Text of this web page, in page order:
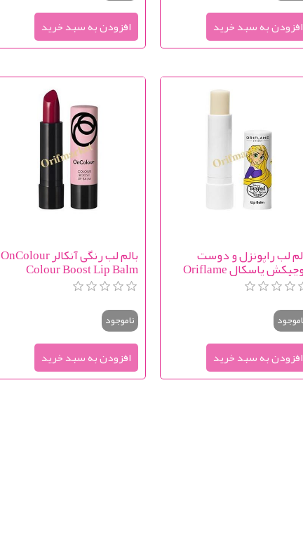
لب راپونزل و دوست
کوچیکش پاسکال Oriflame
Disney Tangled The
Lip
بالم لب رنگی آنکالر OnColour
Colour Boost Lip Balm
ناموجود